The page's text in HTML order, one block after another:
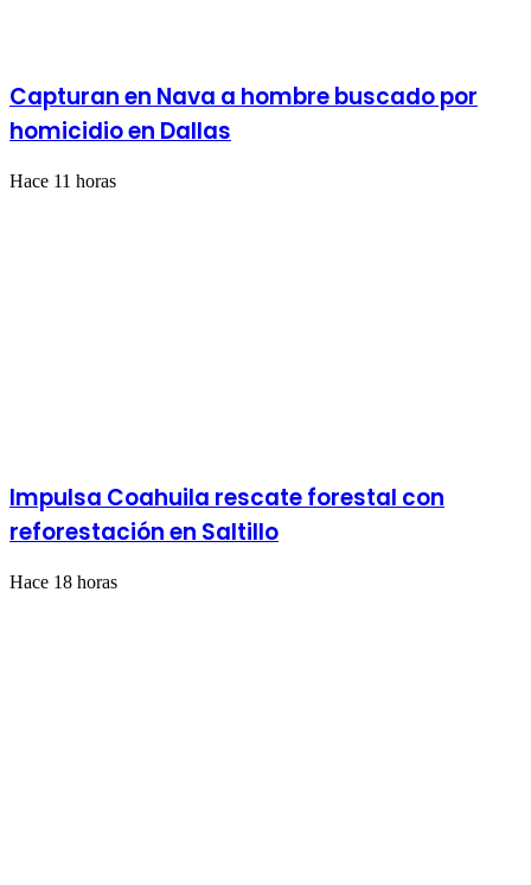
Capturan en Nava a hombre buscado por
homicidio en Dallas
Hace 11 horas
Impulsa Coahuila rescate forestal con
reforestación en Saltillo
Hace 18 horas